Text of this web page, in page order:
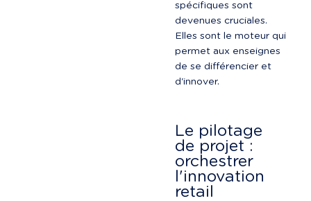
spécifiques sont
devenues cruciales.
Elles sont le moteur qui
permet aux enseignes
de se différencier et
d'innover.
Le pilotage
de projet :
orchestrer
l'innovation
retail